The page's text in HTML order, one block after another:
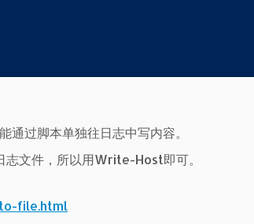
过脚本单独往日志中写内容。
志文件，所以用Write-Host即可。
file.html